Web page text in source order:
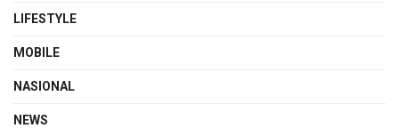
LIFESTYLE
MOBILE
NASIONAL
NEWS